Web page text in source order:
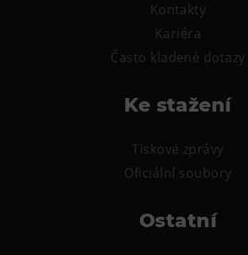
Narozeninové oslavy
Kontakty
Kariéra
Často kladené dotazy
Ke stažení
Tiskové zprávy
Oficiální soubory
Ostatní